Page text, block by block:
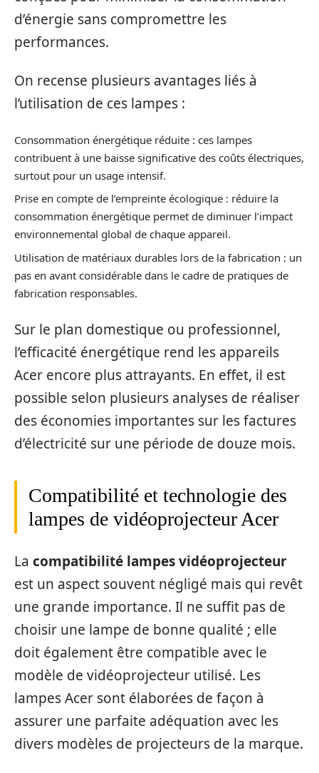
d’énergie sans compromettre les
performances.
On recense plusieurs avantages liés à
l’utilisation de ces lampes :
Consommation énergétique réduite : ces lampes
contribuent à une baisse significative des coûts électriques,
surtout pour un usage intensif.
Prise en compte de l’empreinte écologique : réduire la
consommation énergétique permet de diminuer l’impact
environnemental global de chaque appareil.
Utilisation de matériaux durables lors de la fabrication : un
pas en avant considérable dans le cadre de pratiques de
fabrication responsables.
Sur le plan domestique ou professionnel,
l’efficacité énergétique rend les appareils
Acer encore plus attrayants. En effet, il est
possible selon plusieurs analyses de réaliser
des économies importantes sur les factures
d’électricité sur une période de douze mois.
Compatibilité et technologie des
lampes de vidéoprojecteur Acer
La compatibilité lampes vidéoprojecteur
est un aspect souvent négligé mais qui revêt
une grande importance. Il ne suffit pas de
choisir une lampe de bonne qualité ; elle
doit également être compatible avec le
modèle de vidéoprojecteur utilisé. Les
lampes Acer sont élaborées de façon à
assurer une parfaite adéquation avec les
divers modèles de projecteurs de la marque.